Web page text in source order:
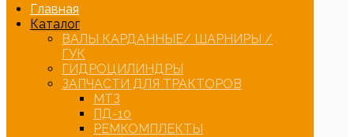
Главная
Каталог
ВАЛЫ КАРДАННЫЕ/ ШАРНИРЫ /
ГУК
ГИДРОЦИЛИНДРЫ
ЗАПЧАСТИ ДЛЯ ТРАКТОРОВ
МТЗ
ПД-10
РЕМКОМПЛЕКТЫ